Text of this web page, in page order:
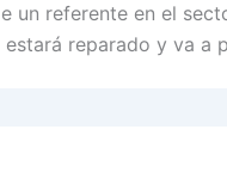
un referente en el
reparado y va a